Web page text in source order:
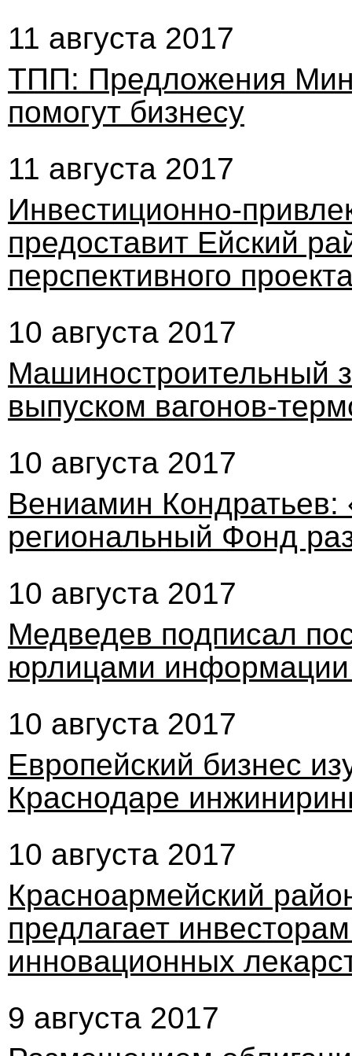
11 августа 2017
ТПП: Предложения
помогут бизнесу
11 августа 2017
Инвестиционно-
предоставит Ейский
перспективного
10 августа 2017
Машиностроительный
выпуском вагонов-
10 августа 2017
Вениамин Кондратьев:
региональный Фонд
10 августа 2017
Медведев подписал
юрлицами
10 августа 2017
Европейский бизнес
Краснодаре
10 августа 2017
Красноармейский
предлагает
инновационных
9 августа 2017